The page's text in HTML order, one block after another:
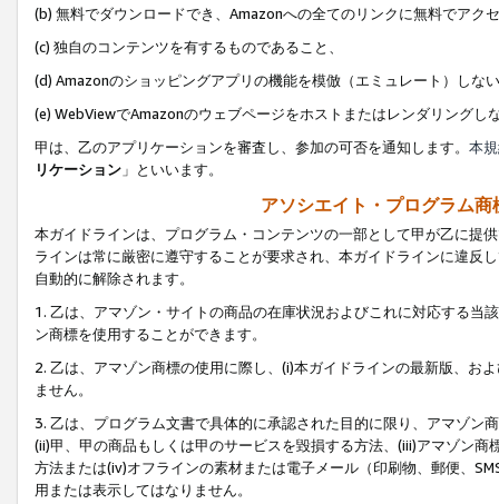
(b) 無料でダウンロードでき、Amazonへの全てのリンクに無料でアク
(c) 独自のコンテンツを有するものであること、
(d) Amazonのショッピングアプリの機能を模倣（エミュレート）しな
(e) WebViewでAmazonのウェブページをホストまたはレンダリングし
甲は、乙のアプリケーションを審査し、参加の可否を通知します。 本
リケーション 」といいます。
アソシエイト・プログラム
本ガイドラインは、プログラム・コンテンツの一部として甲が乙に提
ラインは常に厳密に遵守することが要求され、本ガイドラインに違反
自動的に解除されます。
1. 乙は、アマゾン・サイトの商品の在庫状況およびこれに対応する
ン商標を使用することができます。
2. 乙は、アマゾン商標の使用に際し、(i)本ガイドラインの最新版、お
ません。
3. 乙は、プログラム文書で具体的に承認された目的に限り、アマゾン
(ii)甲、甲の商品もしくは甲のサービスを毀損する方法、(iii)アマゾン
方法または(iv)オフラインの素材または電子メール（印刷物、郵便、
用または表示してはなりません。